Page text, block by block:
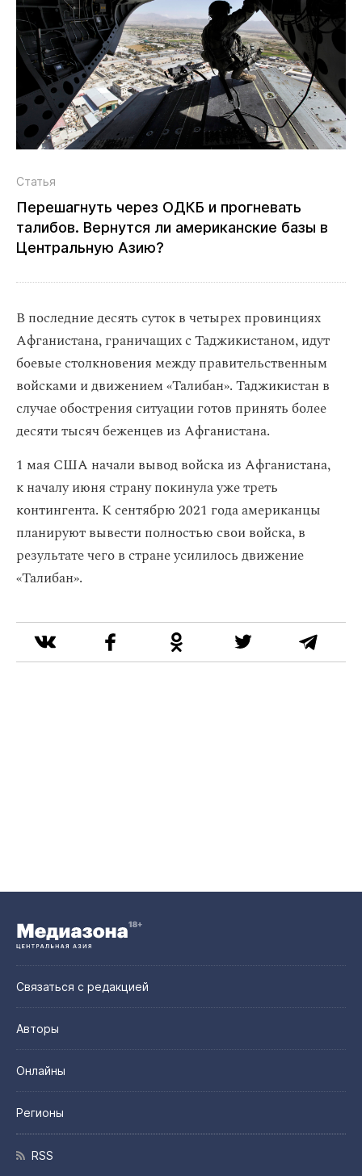
Статья
Перешагнуть через ОДКБ и прогневать
талибов. Вернутся ли американские базы в
Центральную Азию?
В последние десять суток в четырех провинциях
Афганистана, граничащих с Таджикистаном, идут
боевые столкновения между правительственным
войсками и движением «Талибан». Таджикистан в
случае обострения ситуации готов принять более
десяти тысяч беженцев из Афганистана.
1 мая США начали вывод войска из Афганистана,
к началу июня страну покинула уже треть
контингента. К сентябрю 2021 года американцы
планируют вывести полностью свои войска, в
результате чего в стране усилилось движение
«Талибан».
Связаться с редакцией
Авторы
Онлайны
Регионы
RSS